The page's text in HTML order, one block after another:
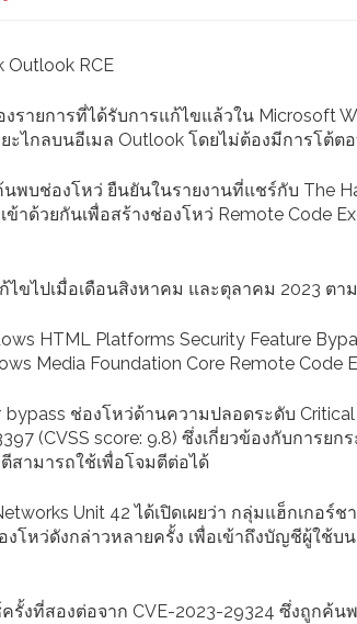
Outlook RCE
ายการที่ได้รับการแก้ไขแล้วใน Microsoft
ะไกลบนอีเมล Outlook โดยไม่ต้องมีการโต้ต
พบช่องโหว่ ยืนยันในรายงานที่แชร์กับ The
าด้วยกันเพื่อสร้างช่องโหว่ Remote Code
ขไปเมื่อเดือนสิงหาคม และตุลาคม 2023 ตา
HTML Platforms Security Feature
Media Foundation Core Remote Code
bypass ช่องโหว่ด้านความปลอดระดับ
(CVSS score: 9.8) ซึ่งเกี่ยวข้องกับการยก
สามารถใช้เพื่อโจมตีต่อได้
Unit 42 ได้เปิดเผยว่า กลุ่มแฮ็กเกอร์ช
โหว่ดังกล่าวหลายครั้ง เพื่อเข้าถึงบัญชีผู้ใช้บน
รั้งที่สองต่อจาก CVE-2023-29324 ซึ่งถูกค้น